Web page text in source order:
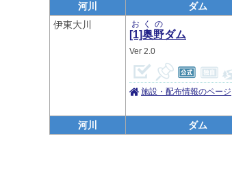
河川 ダム
伊東大川
[1]奥野
おくの
ダム
2.0
施設・配布情報のページ
河川 ダム